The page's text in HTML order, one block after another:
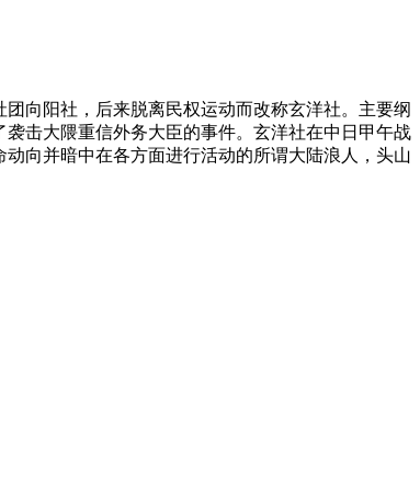
向阳社，后来脱离民权运动而改称玄洋社。主要纲
击大隈重信外务大臣的事件。玄洋社在中日甲午战
向并暗中在各方面进行活动的所谓大陆浪人，头山